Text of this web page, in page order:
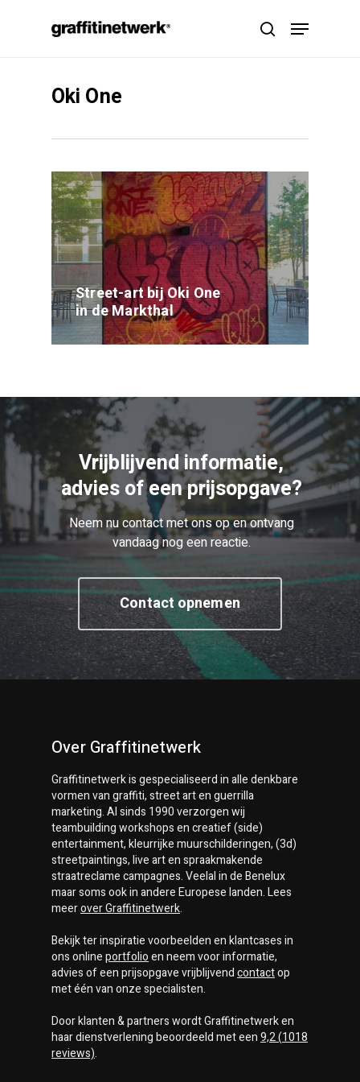
search
Menu
Oki One
Street-art bij Oki One
in de Markthal
Vrijblijvend informatie,
advies of een prijsopgave?
Neem nu contact met ons op en ontvang
vandaag nog een reactie.
Contact opnemen
Over Graffitinetwerk
Graffitinetwerkis gespecialiseerd in alle denkbare
vormen van graffiti, street art en guerrilla
marketing. Al sinds 1990 verzorgen wij
teambuilding workshops en creatief (side)
entertainment, kleurrijke muurschilderingen, (3d)
streetpaintings, live art en spraakmakende
straatreclame campagnes. Veelal in de Benelux
maar soms ook in andere Europese landen. Lees
meeroverGraffitinetwerk.
Bekijk ter inspiratie voorbeelden en klantcases in
ons onlineportfolioen neem voor informatie,
advies of een prijsopgave vrijblijvendcontactop
met één van onze specialisten.
Door klanten & partners wordtGraffitinetwerken
haar dienstverlening beoordeeld met een9,2(1018
reviews).